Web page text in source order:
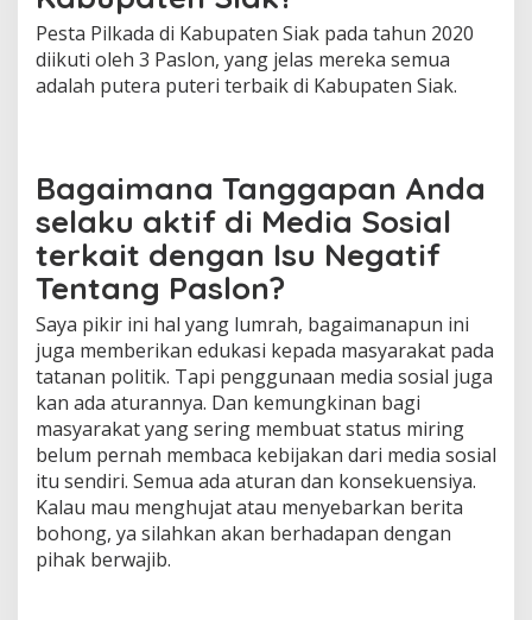
I
n
i
A
a
n
n
y
a
Pesta Pilkada di Kabupaten Siak pada tahun 2020
diikuti oleh 3 Paslon, yang jelas mereka semua
adalah putera puteri terbaik di Kabupaten Siak.
Bagaimana Tanggapan Anda
selaku aktif di Media Sosial
terkait dengan Isu Negatif
Tentang Paslon?
Saya pikir ini hal yang lumrah, bagaimanapun ini
juga memberikan edukasi kepada masyarakat pada
tatanan politik. Tapi penggunaan media sosial juga
kan ada aturannya. Dan kemungkinan bagi
masyarakat yang sering membuat status miring
belum pernah membaca kebijakan dari media sosial
itu sendiri. Semua ada aturan dan konsekuensiya.
Kalau mau menghujat atau menyebarkan berita
bohong, ya silahkan akan berhadapan dengan
pihak berwajib.